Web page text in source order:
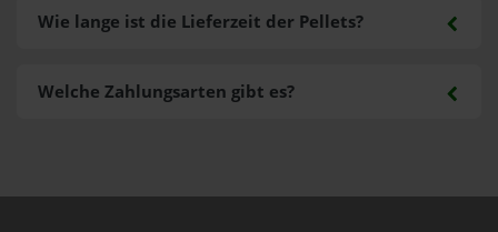
Welche Zahlungsarten gibt es?
Wie lange ist die Lieferzeit der Pellets?